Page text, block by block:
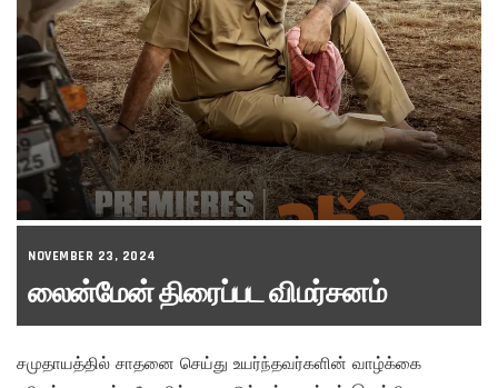
NOVEMBER 23, 2024
லைன்மேன் திரைப்பட விமர்சனம்
சமுதாயத்தில் சாதனை செய்து உயர்ந்தவர்களின் வாழ்க்கை